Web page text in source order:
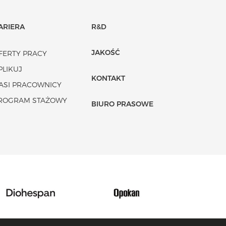
PRACY
PRACOWNICY
STAŻOWY
R&D
JAKOŚĆ
KONTAKT
BIURO PRASOWE